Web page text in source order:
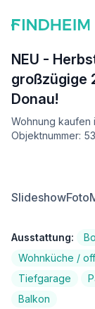
NEU -
großzügige
Donau!
Wohnung kaufen
Objektnummer:
Slideshow
Ausstattung:
Wohnküche /
Tiefgarage
Balkon